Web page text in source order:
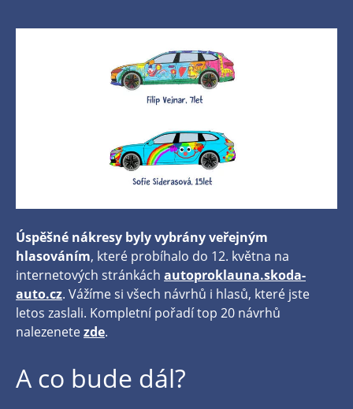
Úspěšné nákresy byly vybrány veřejným
hlasováním, které probíhalo do 12. května na
internetových stránkách autoproklauna.skoda-
auto.cz. Vážíme si všech návrhů i hlasů, které jste
letos zaslali. Kompletní pořadí top 20 návrhů
nalezenetezde.
A co bude dál?